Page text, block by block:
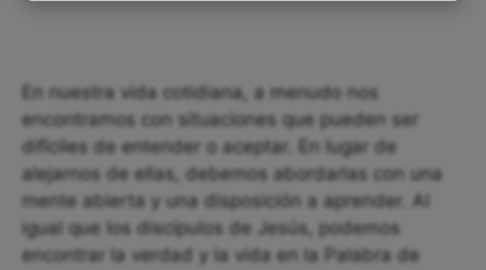
En nuestra vida cotidiana, a menudo nos
encontramos con situaciones que pueden ser
difíciles de entender o aceptar. En lugar de
alejarnos de ellas, debemos abordarlas con una
mente abierta y una disposición a aprender. Al
igual que los discípulos de Jesús, podemos
encontrar la verdad y la vida en la Palabra de